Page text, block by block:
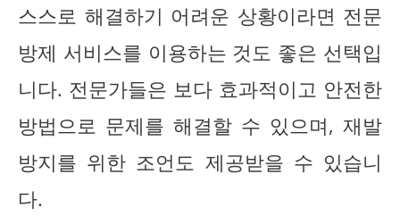
스스로 해결하기 어려운 상황이라면 전문
방제 서비스를 이용하는 것도 좋은 선택입
니다. 전문가들은 보다 효과적이고 안전한
방법으로 문제를 해결할 수 있으며, 재발
방지를 위한 조언도 제공받을 수 있습니
다.